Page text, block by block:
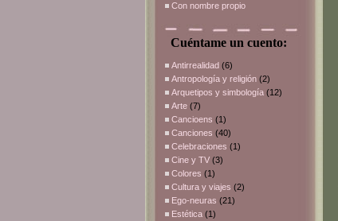
Con nombre propio
Cuéntame un cuento:
Antirrealidad (6)
Antropología y religión (2)
Arquetipos y simbología (12)
Arte (7)
Cancioens (1)
Canciones (40)
Celebraciones (1)
Cine y TV (3)
Colores (1)
Cultura y viajes (2)
Ego-neuras (21)
Estética (1)